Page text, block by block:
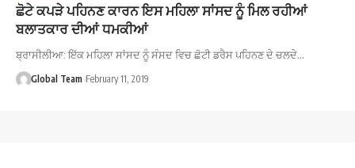
ਛੋਟੇ ਕਪੜੇ ਪਹਿਨਣ ਕਾਰਨ ਇਸ ਮਹਿਲਾ ਸਾਂਸਦ ਨੂੰ ਮਿਲ ਰਹੀਆਂ
ਬਲਾਤਕਾਰ ਦੀਆਂ ਧਮਕੀਆਂ
ਬ੍ਰਾਸੀਲੀਆ: ਇੱਕ ਮਹਿਲਾ ਸਾਂਸਦ ਨੂੰ ਸੰਸਦ ਵਿਚ ਛੋਟੀ ਡਰੈਸ ਪਹਿਨਣ ਦੇ ਚਲਦੇ…
Global Team February 11, 2019